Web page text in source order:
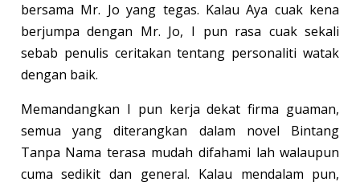
bersama Mr. Jo yang tegas. Kalau Aya cuak kena
berjumpa dengan Mr. Jo, I pun rasa cuak sekali
sebab penulis ceritakan tentang personaliti watak
dengan baik.
Memandangkan I pun kerja dekat firma guaman,
semua yang diterangkan dalam novel Bintang
Tanpa Nama terasa mudah difahami lah walaupun
cuma sedikit dan general. Kalau mendalam pun,